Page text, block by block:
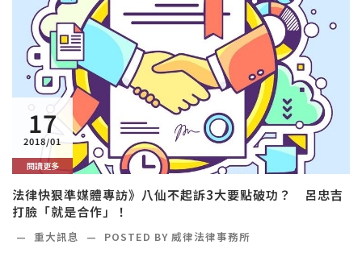
17
2018/01
閱讀更多
法律快狠準媒體專訪》八仙不起訴3大要點破功？ 呂忠吉
打臉「就是合作」！
— 重大訊息 — POSTED BY 威律法律事務所